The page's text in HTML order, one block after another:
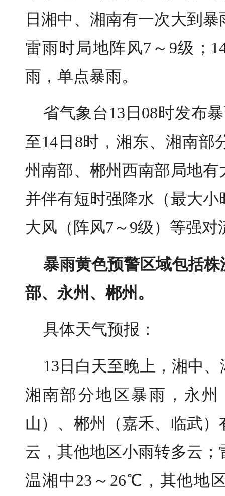
日湘中、湘南有一次大到
雷雨时局地阵风7～9级；
雨，单点暴雨。
省气象台13日08时发布
至14日8时 ，湘东、湘南
州南部、郴州西南部局地有
并伴有短时强降水（最大
大风（阵风7～9级）等强对
暴雨黄色预警区域包括
部、永州、郴州。
具体天气预报：
13日白天至晚上，湘中
湘南部分地区暴雨，永
山）、郴州（嘉禾、临武
云，其他地区小雨转多云 ；
温湘中23～26℃，其他地